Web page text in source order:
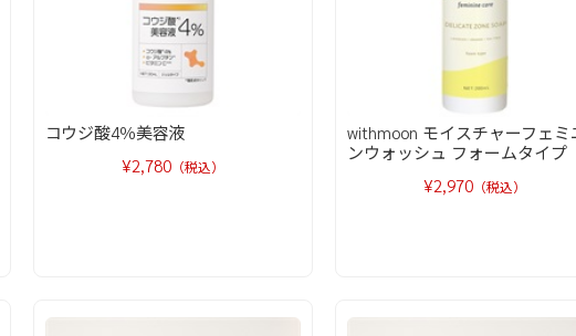
コウジ酸4％美容液
¥2,780 （税込）
withmoon モイスチャーフェミ
ンウォッシュ フォームタイプ
¥2,970 （税込）